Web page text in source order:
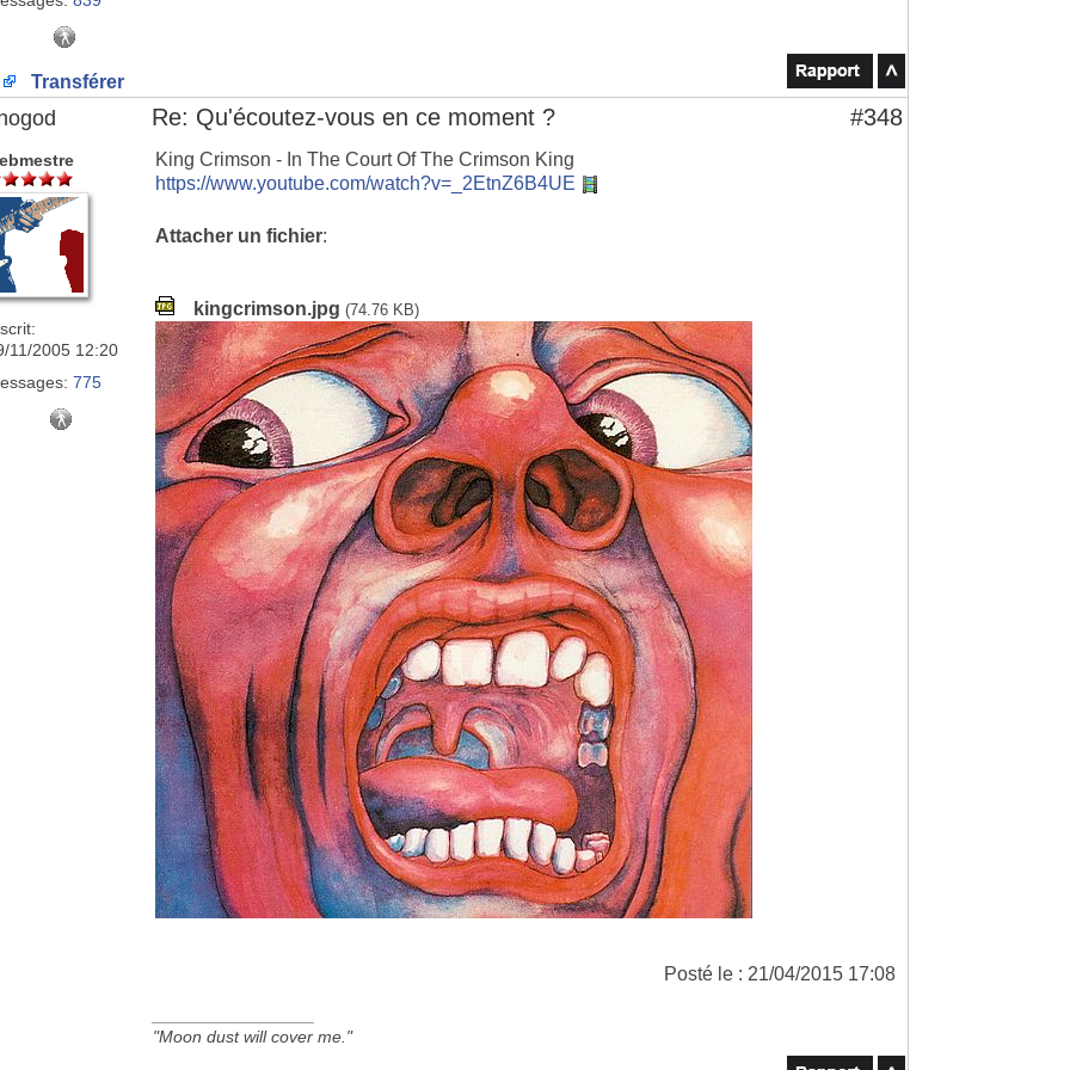
Transférer
Re: Qu'écoutez-vous en ce moment ? #348
11/2005 12:20
775
King Crimson - In The Court Of The Crimson King
https://www.youtube.com/watch?v=_2EtnZ6B4UE
Attacher un fichier:
kingcrimson.jpg (74.76 KB)
Posté le : 21/04/2015 17:08
"Moon dust will cover me."